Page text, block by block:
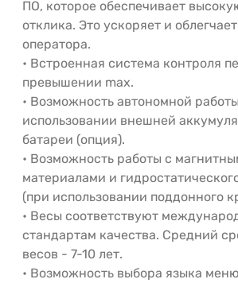
ПО, которое обеспечивает
отклика. Это ускоряет и
оператора.
• Встроенная система контроля
превышении max.
• Возможность автономной
использовании внешней
батареи (опция).
• Возможность работы с
материалами и
(при использовании поддонного
• Весы соответствуют
стандартам качества. Средний
весов - 7-10 лет.
• Возможность выбора языка